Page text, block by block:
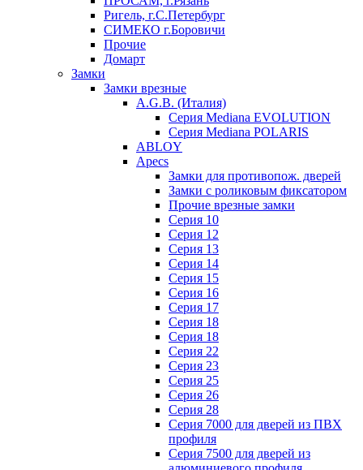
Ригель, г.С.Петербург
СИМЕКО г.Боровичи
Прочие
Домарт
Замки
Замки врезные
A.G.B. (Италия)
Серия Mediana EVOLUTION
Серия Mediana POLARIS
ABLOY
Apecs
Замки для противопож. дверей
Замки с роликовым фиксатором
Прочие врезные замки
Серия 10
Серия 12
Серия 13
Серия 14
Серия 15
Серия 16
Серия 17
Серия 18
Серия 18
Серия 22
Серия 23
Серия 25
Серия 26
Серия 28
Серия 7000 для дверей из ПВХ
профиля
Серия 7500 для дверей из